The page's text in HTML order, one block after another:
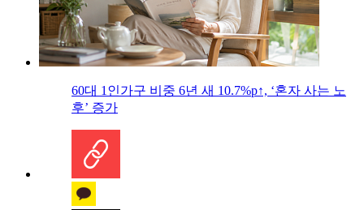
60대 1인가구 비중 6년 새 10.7%p↑, ‘혼자 사는 노
후’ 증가